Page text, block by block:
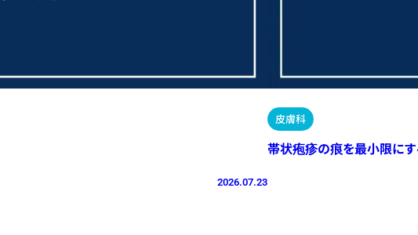
2026.07.23
皮膚科
帯状疱疹の痕を最小限にす